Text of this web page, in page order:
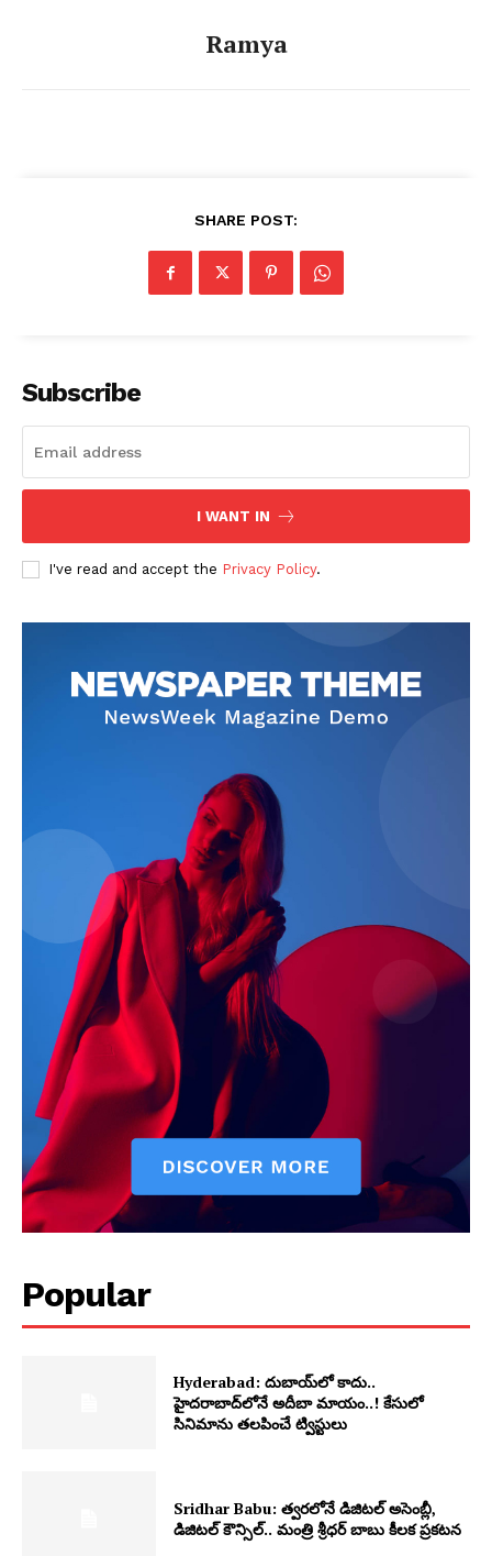
Ramya
SHARE POST:
Subscribe
I WANT IN
I've read and accept the Privacy Policy.
Popular
Hyderabad: దుబాయ్‌లో కాదు..
హైదరాబాద్‌లోనే అదీబా మాయం..! కేసులో
సినిమాను తలపించే ట్విస్టులు
Sridhar Babu: త్వరలోనే డిజిటల్ అసెంబ్లీ,
డిజిటల్ కౌన్సిల్.. మంత్రి శ్రీధర్ బాబు కీలక ప్రకటన